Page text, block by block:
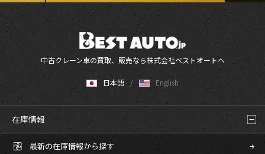
中古クレーン車の買取、販売なら株式会社ベストオートへ
日本語 English
在庫情報
最新の在庫情報から探す